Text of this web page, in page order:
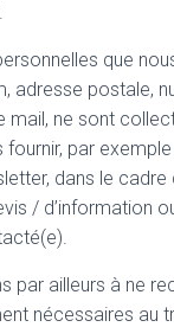
que
adresse postale,
mail, ne sont
par
dans le cadre
/ d’information
par ailleurs à ne
nécessaires au